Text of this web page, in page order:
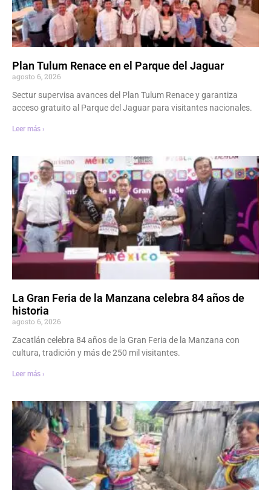
Plan Tulum Renace en el Parque del Jaguar
agosto 6, 2026
Sectur supervisa avances del Plan Tulum Renace y garantiza
acceso gratuito al Parque del Jaguar para visitantes nacionales.
Leer más ›
La Gran Feria de la Manzana celebra 84 años de
historia
agosto 6, 2026
Zacatlán celebra 84 años de la Gran Feria de la Manzana con
cultura, tradición y más de 250 mil visitantes.
Leer más ›